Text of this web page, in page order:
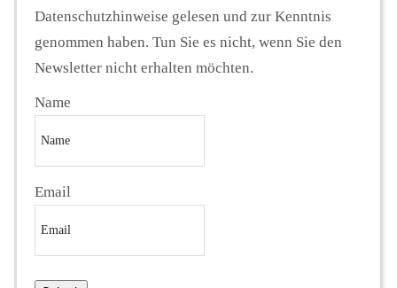
Datenschutzhinweise gelesen und zur Kenntnis
genommen haben. Tun Sie es nicht, wenn Sie den
Newsletter nicht erhalten möchten.
Name
Email